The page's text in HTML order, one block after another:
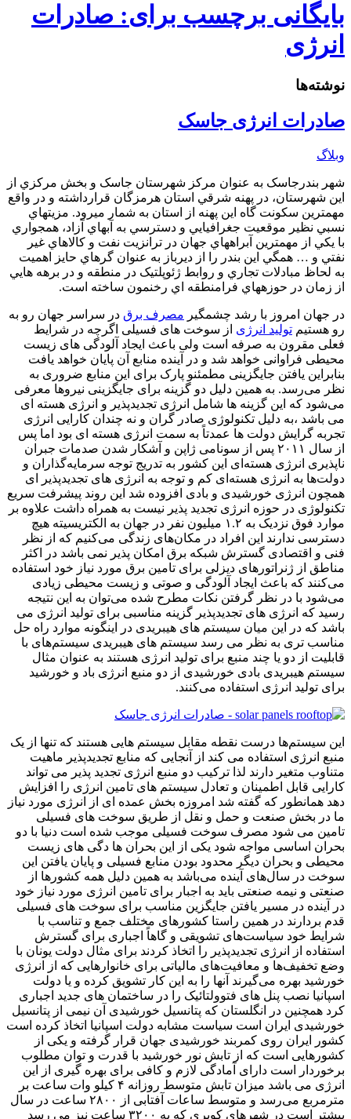
بایگانی برچسب برای: صادرات
انرژی
نوشته‌ها
صادرات انرژی جاسک
وبلاگ
شهر بندرجاسک به‏ عنوان مرکز شهرستان جاسک و بخش مرکزي از
اين شهرستان، در پهنه شرقي استان هرمزگان قرارداشته و در واقع
مهم‏ترين سکونت‏ گاه اين پهنه از استان به‏ شمار مي‏رود. مزيت‏هاي
نسبي نظير موقعيت جغرافيايي و دسترسي به آب‏هاي آزاد، هم‏جواري
با يکي از مهم‏ترين آبراه‏هاي جهان در ترانزيت نفت و کالاهاي غير
نفتي و … همگي اين بندر را از ديرباز به ‏عنوان گره‏اي حايز اهميت
به‏ لحاظ مبادلات تجاري و روابط ژئوپلتيک در منطقه و در برهه‏ هايي
از زمان در حوزه‏هاي فرامنطقه‏ اي رخنمون ساخته است.
در جهان امروز با رشد چشمگیر مصرف برق در سراسر جهان رو به
رو هستیم تولید انرژی از سوخت های فسیلی اگرچه در شرایط
فعلی مقرون به صرفه است ولی باعث ایجاد آلودگی های زیست
محیطی فراوانی خواهد شد و در آینده منابع آن پایان خواهد یافت
بنابراین یافتن جایگزینی مطمئنو پارک برای این منابع ضروری به
نظر می‌رسد. به همین دلیل دو گزینه برای جایگزینی نیروها معرفی
می‌شود که این گزینه ها شامل انرژی تجدیدپذیر و انرژی هسته ای
می باشد ،به دلیل تکنولوژی صادر گران و نه چندان کارایی انرژی
تجربه گرایش دولت ها عمدتاً به سمت انرژی هسته ای بود اما پس
از سال ۲۰۱۱ پس از سونامی ژاپن و آشکار شدن صدمات جبران
ناپذیری انرژی هسته‌ای این کشور به تدریج توجه سرمایه‌گذاران و
دولت‌ها به انرژی هسته‌ای کم و توجه به انرژی های تجدیدپذیر ای
همچون انرژی خورشیدی و بادی افزوده شد این روند پیشرفت سریع
تکنولوژی در حوزه انرژی تجدید پذیر نیست به همراه داشت علاوه بر
موارد فوق نزدیک به ۱.۲ میلیون نفر در جهان به الکتریسیته هیچ
دسترسی ندارند این افراد در مکان‌های زندگی می‌کنیم که از نظر
فنی و اقتصادی گسترش شبکه برق امکان پذیر نمی باشد در اکثر
مناطق از ژنراتورهای دیزلی برای تامین برق مورد نیاز خود استفاده
می‌کنند که باعث ایجاد آلودگی و صوتی و زیست محیطی زیادی
می‌شود با در نظر گرفتن نکات مطرح شده می‌توان به این نتیجه
رسید که انرژی های تجدیدپذیر گزینه مناسبی برای تولید انرژی می
باشد که در این میان سیستم های هیبریدی در اینگونه موارد راه حل
مناسب تری به نظر می رسد سیستم های هیبریدی سیستم‌های با
قابلیت از دو یا چند منبع برای تولید انرژی هستند به عنوان مثال
سیستم هیبریدی بادی خورشیدی از دو منبع انرژی باد و خورشید
برای تولید انرژی استفاده می‌کنند.
این سیستم‌ها درست نقطه مقابل سیستم هایی هستند که تنها از یک
منبع انرژی استفاده می کند از آنجایی که منابع تجدیدپذیر ماهیت
متناوب متغیر دارند لذا ترکیب دو منبع انرژی تجدید پذیر می تواند
کارایی قابل اطمینان و تعادل سیستم های تامین انرژی را افزایش
دهد همانطور که گفته شد امروزه بخش عمده ای از انرژی مورد نیاز
ما در بخش صنعت و حمل و نقل از طریق سوخت های فسیلی
تامین می شود مصرف سوخت فسیلی موجب شده است دنیا با دو
بحران اساسی مواجه شود یکی از این بحران ها دگی های زیست
محیطی و بحران دیگر محدود بودن منابع فسیلی و پایان یافتن این
سوخت در سال‌های آینده می‌باشد به همین دلیل همه کشورها از
صنعتی و نیمه صنعتی باید به اجبار برای تامین انرژی مورد نیاز خود
در آینده در مسیر یافتن جایگزین مناسب برای سوخت های فسیلی
قدم بردارند در همین راستا کشورهای مختلف جمع و تناسب با
شرایط خود سیاست‌های تشویقی و گاهاً اجباری برای گسترش
استفاده از انرژی تجدیدپذیر را اتخاذ کردند برای مثال دولت یونان با
وضع تخفیف‌ها و معافیت‌های مالیاتی برای خانوارهایی که از انرژی
خورشید بهره می‌گیرند آنها را به این کار تشویق کرده و یا دولت
اسپانیا نصب پنل های فتوولتائیک را در ساختمان های جدید اجباری
کرد همچنین در انگلستان که پتانسیل خورشیدی آن نیمی از پتانسیل
خورشیدی ایران است سیاست مشابه دولت اسپانیا اتخاذ کرده است
کشور ایران روی کمربند خورشیدی جهان قرار گرفته و یکی از
کشورهایی است که از تابش نور خورشید با قدرت و توان مطلوب
برخوردار است دارای آمادگی لازم و کافی برای بهره گیری از این
انرژی می باشد میزان تابش متوسط روزانه ۴ کیلو وات ساعت بر
مترمربع می‌رسد و متوسط ساعات آفتابی از ۲۸۰۰ ساعت در سال
بیشتر است در شهرهای کویری که به ۳۲۰۰ ساعت نیز می رسد